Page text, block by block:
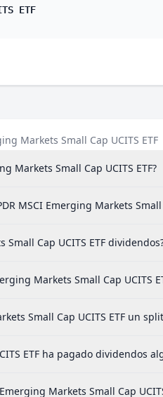
ETF
Markets Small Cap UCITS ETF
Markets Small Cap UCITS ETF?
MSCI Emerging Markets Small
Cap UCITS ETF
Markets Small Cap UCITS
Small Cap UCITS ETF un
ETF ha pagado dividendos
Markets Small Cap